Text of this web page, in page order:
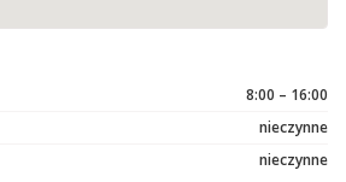
8:00 – 16:00
nieczynne
nieczynne